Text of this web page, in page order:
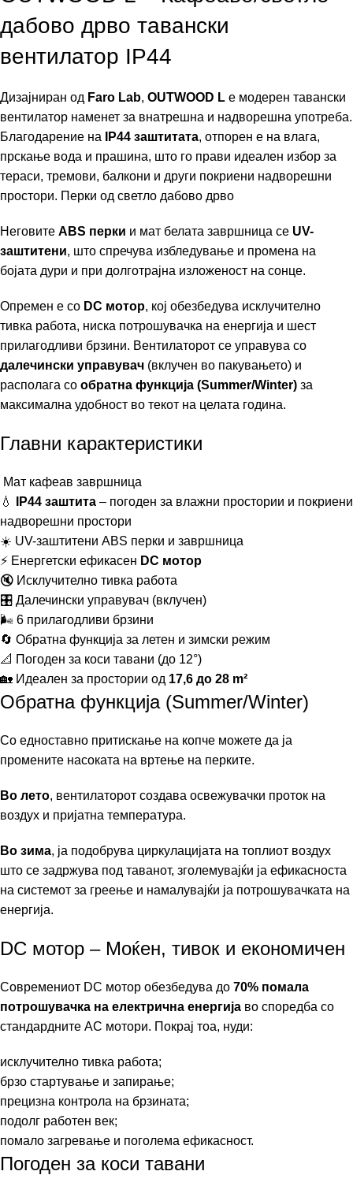
дабово дрво тавански
вентилатор IP44
Дизајниран од Faro Lab, OUTWOOD L е модерен тавански
вентилатор наменет за внатрешна и надворешна употреба.
Благодарение на
IP44 заштитата, отпорен е на влага,
прскање вода и прашина, што го прави идеален избор за
тераси, тремови, балкони и други покриени надворешни
простори. Перки од светло дабово дрво
Неговите ABS перки и мат белата завршница се UV-
заштитени, што спречува избледување и промена на
бојата дури и при долготрајна изложеност на сонце.
Опремен е со DC мотор, кој обезбедува исклучително
тивка работа, ниска потрошувачка на енергија и шест
прилагодливи брзини. Вентилаторот се управува со
далечински управувач (вклучен во пакувањето) и
располага со обратна функција (Summer/Winter) за
максимална удобност во текот на целата година.
Главни карактеристики
Мат кафеав завршница
💧
IP44 заштита – погоден за влажни простории и покриени
надворешни простори
☀️ UV-заштитени ABS перки и завршница
⚡ Енергетски ефикасен DC мотор
🔇 Исклучително тивка работа
🎛️ Далечински управувач (вклучен)
🌬️ 6 прилагодливи брзини
🔄 Обратна функција за летен и зимски режим
📐 Погоден за коси тавани (до 12°)
🏡 Идеален за простории од 17,6 до 28 m²
Обратна функција (Summer/Winter)
Со едноставно притискање на копче можете да ја
промените насоката на вртење на перките.
Во лето, вентилаторот создава освежувачки проток на
воздух и пријатна температура.
Во зима, ја подобрува циркулацијата на топлиот воздух
што се задржува под таванот, зголемувајќи ја ефикасноста
на системот за греење и намалувајќи ја потрошувачката на
енергија.
DC мотор – Моќен, тивок и економичен
Современиот DC мотор обезбедува до 70% помала
потрошувачка на електрична енергија во споредба со
стандардните AC мотори. Покрај тоа, нуди:
исклучително тивка работа;
брзо стартување и запирање;
прецизна контрола на брзината;
подолг работен век;
помало загревање и поголема ефикасност.
Погоден за коси тавани